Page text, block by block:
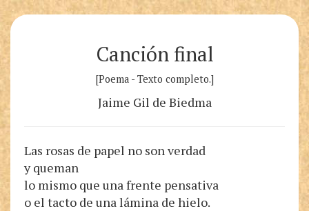
Canción final
[Poema - Texto completo.]
Jaime Gil de Biedma
Las rosas de papel no son verdad
y queman
lo mismo que una frente pensativa
o el tacto de una lámina de hielo.